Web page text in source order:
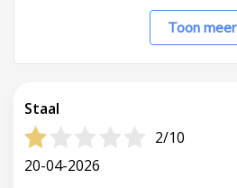
Toon meer
Staal
2/10
20-04-2026